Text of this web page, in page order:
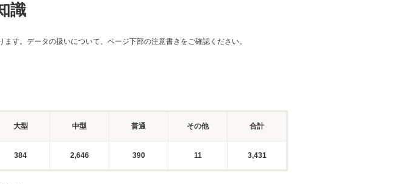
識
す。データの扱いについて、ページ下部の注意書きをご確認ください。
大型 中型 普通 その他 合計
384 2,646 390 11 3,431